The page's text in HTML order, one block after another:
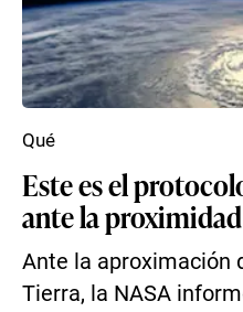
Este es el
ante la
Ante la aproximación
Tierra, la NASA
Qué